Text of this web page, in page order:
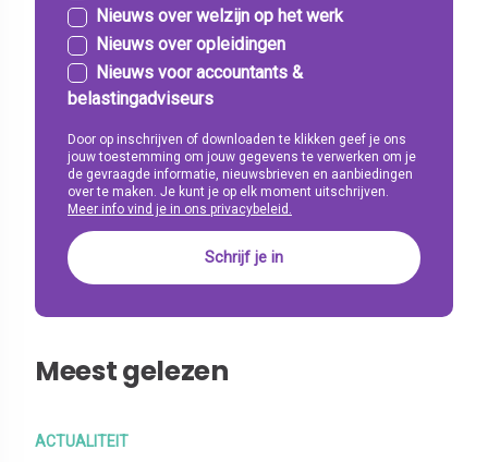
Nieuws over welzijn op het werk
Nieuws over opleidingen
Nieuws voor accountants &
belastingadviseurs
Door op inschrijven of downloaden te klikken geef je ons
jouw toestemming om jouw gegevens te verwerken om je
de gevraagde informatie, nieuwsbrieven en aanbiedingen
over te maken. Je kunt je op elk moment uitschrijven.
Meer info vind je in ons privacybeleid.
Meest gelezen
ACTUALITEIT